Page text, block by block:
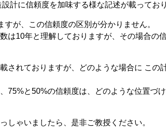
計に信頼度を加味する様な記述が載ってお
が、この信頼度の区別が分かりません。
は10年と理解しておりますが、その場合の
されておりますが、どのような場合に この
75%と50%の信頼度は、どのような位置づ
しゃいましたら、是非ご教授ください。